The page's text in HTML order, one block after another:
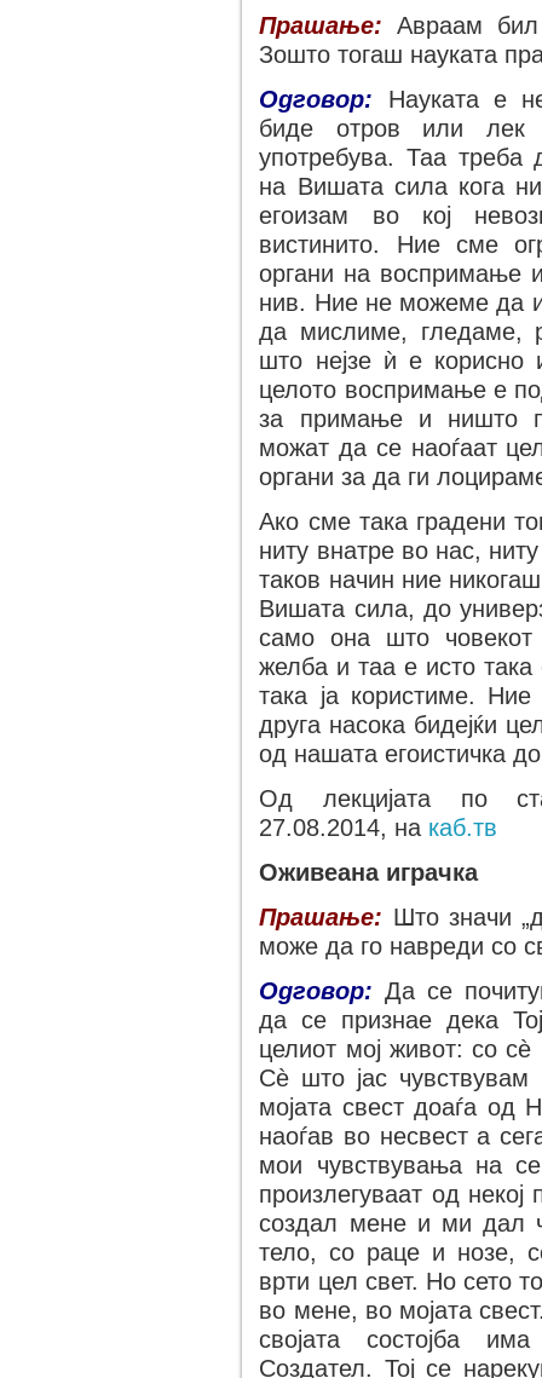
Прашање: Авраам бил
Зошто тогаш науката
Одговор: Науката е
биде отров или лек
употребува. Таа треба
на Вишата сила кога
егоизам во кој
вистинито. Ние сме
органи на воспримање
нив. Ние не можеме да
да мислиме, гледаме,
што нејзе ѝ е
целото воспримање е
за примање и ништо
можат да се наоѓаат
органи за да ги
Ако сме така градени
ниту внатре во нас,
таков начин ние
Вишата сила, до
само она што човекот
желба и таа е исто така
така ја користиме.
друга насока бидејќи
од нашата егоистичка
Од лекцијата по
27.08.2014, на каб.тв
Оживеана играчка
Прашање: Што значи
може да го навреди со
Одговор: Да се
да се признае дека
целиот мој живот: со
Сѐ што јас
мојата свест доаѓа од
наоѓав во несвест а
мои чувствувања на
произлегуваат од
создал мене и ми дал
тело, со раце и нозе,
врти цел свет. Но сето
во мене, во мојата
својата состојба
Создател. Тој се